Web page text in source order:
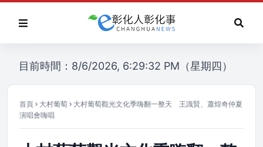
目前時間：8/6/2026, 6:29:32 PM（星期四）
首頁 大村葡萄
大村葡萄觀光文化季嗨翻一整天 王識賢、蕭煌奇仲夏
演唱會嗨唱